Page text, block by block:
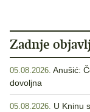
Zadnje
05.08.2026. Anušić:
dovoljna
05.08.2026. U Kninu